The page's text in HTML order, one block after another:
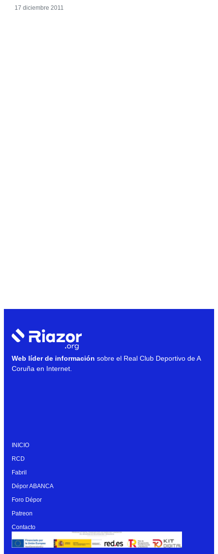
17 diciembre 2011
Web líder de información sobre el Real Club Deportivo de A
Coruña en Internet.
INICIO
RCD
Fabril
Dépor ABANCA
Foro Dépor
Patreon
Contacto